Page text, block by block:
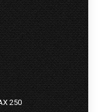
250